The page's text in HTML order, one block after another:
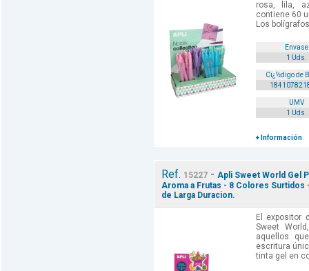
rosa, lila,
contiene 60
Los
Envase
1 Uds.
Cï¿½digo de
UMV
1 Uds.
+ Información
Ref. 15227- Apli Sweet World Gel
Aroma a Frutas - 8 Colores
de Larga Duracion.
El expositor
Sweet
aquellos
escritura
tinta gel en